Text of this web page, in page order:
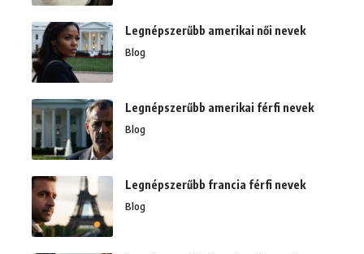
Legnépszerűbb amerikai női nevek
Blog
Legnépszerűbb amerikai férfi nevek
Blog
Legnépszerűbb francia férfi nevek
Blog